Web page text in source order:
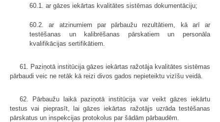
60.1. ar gāzes iekārtas kvalitātes sistēmas dokumentāciju;
60.2. ar atzinumiem par pārbaužu rezultātiem, kā arī ar
testēšanas un kalibrēšanas pārskatiem un personāla
kvalifikācijas sertifikātiem.
61. Paziņotā institūcija gāzes iekārtas ražotāja kvalitātes sistēmas
pārbaudi veic ne retāk kā reizi divos gados nepieteiktu vizīšu veidā.
62. Pārbaužu laikā paziņotā institūcija var veikt gāzes iekārtu
testus vai pieprasīt, lai gāzes iekārtas ražotājs uzrāda testēšanas
pārskatus un inspekcijas protokolus par šādām pārbaudēm.